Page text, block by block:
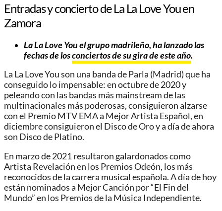
Entradas y concierto de La La Love You en
Zamora
La La Love You el grupo madrileño, ha lanzado las
fechas de losconciertos de su gira de este año.
La La Love You son una banda de Parla (Madrid) que ha
conseguido lo impensable: en octubre de 2020 y
peleando con las bandas más mainstream de las
multinacionales más poderosas, consiguieron alzarse
con el Premio MTV EMA a Mejor Artista Español, en
diciembre consiguieron el Disco de Oro y a día de ahora
son Disco de Platino.
En marzo de 2021 resultaron galardonados como
Artista Revelación en los Premios Odeón, los más
reconocidos de la carrera musical española. A día de hoy
están nominados a Mejor Canción por “El Fin del
Mundo” en los Premios de la Música Independiente.